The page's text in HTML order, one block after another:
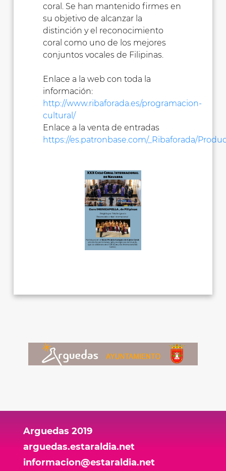
coral. Se han mantenido firmes en
su objetivo de alcanzar la
distinción y el reconocimiento
coral como uno de los mejores
conjuntos vocales de Filipinas.
Enlace a la web con toda la
información:
http://www.ribaforada.es/programacion-
cultural/
Enlace a la venta de entradas
https://es.patronbase.com/_Ribaforada/
Arguedas 2019
arguedas.estaraldia.net
informacion@estaraldia.net